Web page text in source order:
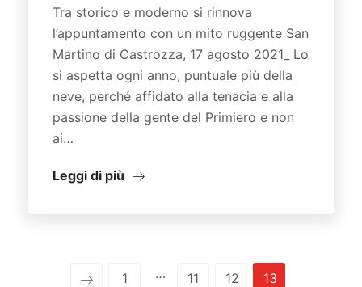
Tra storico e moderno si rinnova
l’appuntamento con un mito ruggente San
Martino di Castrozza, 17 agosto 2021_ Lo
si aspetta ogni anno, puntuale più della
neve, perché affidato alla tenacia e alla
passione della gente del Primiero e non
ai…
Leggi di più
1 … 11 12 13